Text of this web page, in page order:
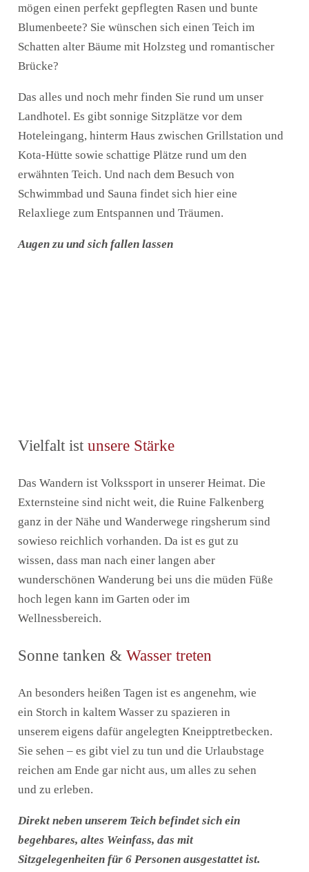
mögen einen perfekt gepflegten Rasen und bunte
Blumenbeete? Sie wünschen sich einen Teich im
Schatten alter Bäume mit Holzsteg und romantischer
Brücke?
Das alles und noch mehr finden Sie rund um unser
Landhotel. Es gibt sonnige Sitzplätze vor dem
Hoteleingang, hinterm Haus zwischen Grillstation und
Kota-Hütte sowie schattige Plätze rund um den
erwähnten Teich. Und nach dem Besuch von
Schwimmbad und Sauna findet sich hier eine
Relaxliege zum Entspannen und Träumen.
Augen zu und sich fallen lassen
Vielfalt ist unsere Stärke
Das Wandern ist Volkssport in unserer Heimat. Die
Externsteine sind nicht weit, die Ruine Falkenberg
ganz in der Nähe und Wanderwege ringsherum sind
sowieso reichlich vorhanden. Da ist es gut zu
wissen, dass man nach einer langen aber
wunderschönen Wanderung bei uns die müden Füße
hoch legen kann im Garten oder im
Wellnessbereich.
Sonne tanken & Wasser treten
An besonders heißen Tagen ist es angenehm, wie
ein Storch in kaltem Wasser zu spazieren in
unserem eigens dafür angelegten Kneipptretbecken.
Sie sehen – es gibt viel zu tun und die Urlaubstage
reichen am Ende gar nicht aus, um alles zu sehen
und zu erleben.
Direkt neben unserem Teich befindet sich ein
begehbares, altes Weinfass, das mit
Sitzgelegenheiten für 6 Personen ausgestattet ist.